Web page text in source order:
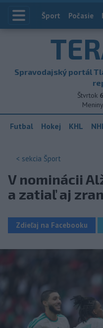
Index
Šport Počasie
Spravodajský portál
Štvrtok
Futbal Hokej KHL
< sekcia Šport
V nominácii
a zatiaľ aj
Zdieľaj na Facebooku